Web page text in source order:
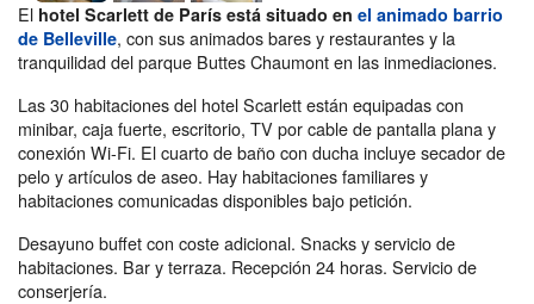
El hotel Scarlett de París está situado en el animado barrio
de Belleville, con sus animados bares y restaurantes y la
tranquilidad del parque Buttes Chaumont en las inmediaciones.
Las 30 habitaciones del hotel Scarlett están equipadas con
minibar, caja fuerte, escritorio, TV por cable de pantalla plana y
conexión Wi-Fi. El cuarto de baño con ducha incluye secador de
pelo y artículos de aseo. Hay habitaciones familiares y
habitaciones comunicadas disponibles bajo petición.
Desayuno buffet con coste adicional. Snacks y servicio de
habitaciones. Bar y terraza. Recepción 24 horas. Servicio de
conserjería.